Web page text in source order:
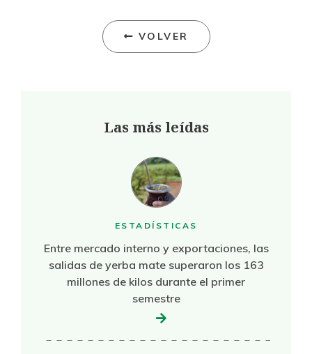
VOLVER
Las más leídas
ESTADÍSTICAS
Entre mercado interno y exportaciones, las
salidas de yerba mate superaron los 163
millones de kilos durante el primer
semestre